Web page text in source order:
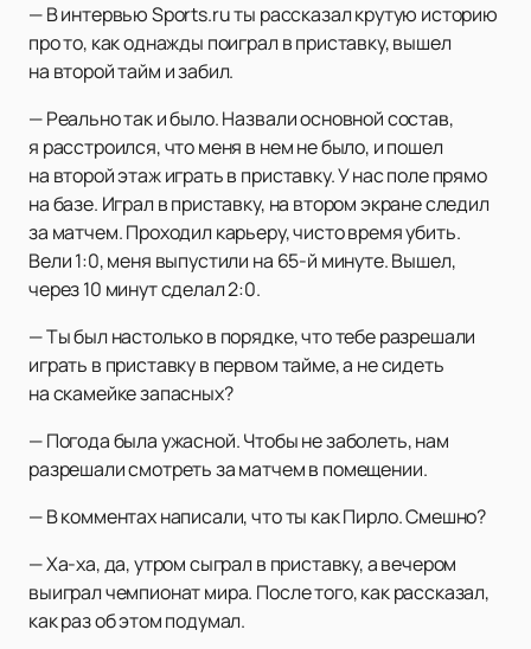
— В интервью Sports.ru ты рассказал крутую историю
про то, как однажды поиграл в приставку, вышел
на второй тайм и забил.
— Реально так и было. Назвали основной состав,
я расстроился, что меня в нем не было, и пошел
на второй этаж играть в приставку. У нас поле прямо
на базе. Играл в приставку, на втором экране следил
за матчем. Проходил карьеру, чисто время убить.
Вели 1:0, меня выпустили на 65-й минуте. Вышел,
через 10 минут сделал 2:0.
— Ты был настолько в порядке, что тебе разрешали
играть в приставку в первом тайме, а не сидеть
на скамейке запасных?
— Погода была ужасной. Чтобы не заболеть, нам
разрешали смотреть за матчем в помещении.
— В комментах написали, что ты как Пирло. Смешно?
— Ха-ха, да, утром сыграл в приставку, а вечером
выиграл чемпионат мира. После того, как рассказал,
как раз об этом подумал.